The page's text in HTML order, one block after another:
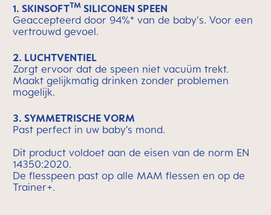
1. SKINSOFTTM SILICONEN SPEEN
Geaccepteerd door 94%* van de baby's. Voor een
vertrouwd gevoel.
2. LUCHTVENTIEL
Zorgt ervoor dat de speen niet vacuüm trekt.
Maakt gelijkmatig drinken zonder problemen
mogelijk.
3. SYMMETRISCHE VORM
Past perfect in uw baby’s mond.
Dit product voldoet aan de eisen van de norm EN
14350:2020.
De flesspeen past op alle MAM flessen en op de
Trainer+.